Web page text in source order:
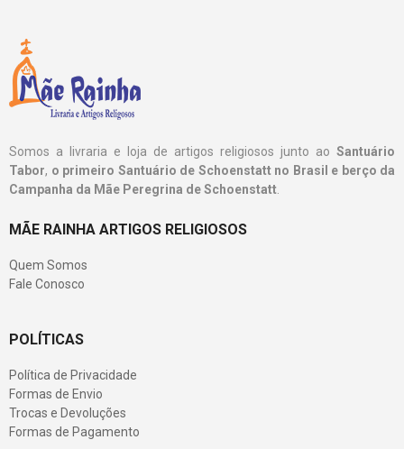
Somos a livraria e loja de artigos religiosos junto ao Santuário
Tabor, o primeiro Santuário de Schoenstatt no Brasil e berço da
Campanha da Mãe Peregrina de Schoenstatt
MÃE RAINHA ARTIGOS RELIGIOSOS
Quem Somos
Fale Conosco
POLÍTICAS
Política de Privacidade
Formas de Envio
Trocas e Devoluções
Formas de Pagamento